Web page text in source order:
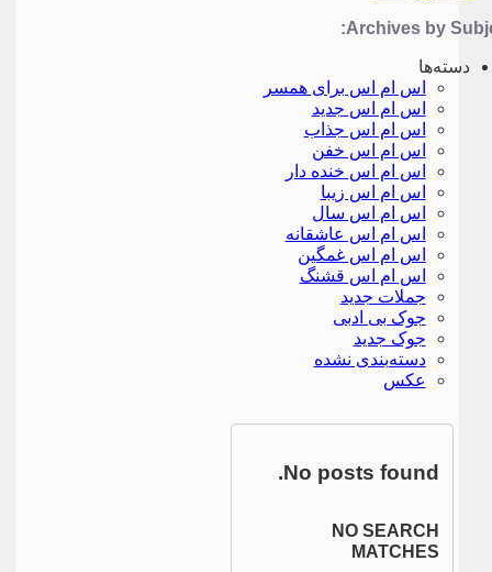
Archives by
دسته‌ها
اس ام اس برای همسر
اس ام اس جدید
اس ام اس جذاب
اس ام اس خفن
اس ام اس خنده دار
اس ام اس زیبا
اس ام اس سال
اس ام اس عاشقانه
اس ام اس غمگین
اس ام اس قشنگ
جملات جدید
جوک بی ادبی
جوک جدید
دسته‌بندی نشده
عکس
No posts found.
NO SEARCH
MATCHES